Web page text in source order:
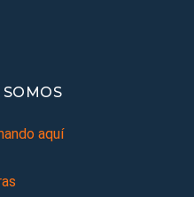
SOMOS
aquí